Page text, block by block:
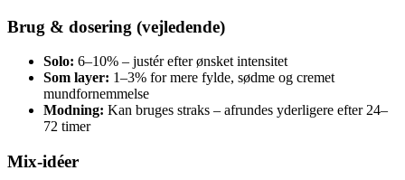
Brug & dosering (vejledende)
Solo: 6–10% – justér efter ønsket intensitet
Som layer: 1–3% for mere fylde, sødme og cremet
mundfornemmelse
Modning: Kan bruges straks – afrundes yderligere efter 24–
72 timer
Mix-idéer